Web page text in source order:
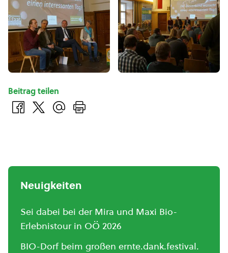
Beitrag teilen
Neuigkeiten
Sei dabei bei der Mira und Maxi Bio-
Erlebnistour in OÖ 2026
BIO-Dorf beim großen ernte.dank.festival.